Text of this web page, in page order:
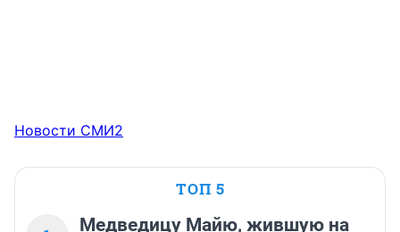
Новости СМИ2
ТОП 5
Медведицу Майю, жившую на